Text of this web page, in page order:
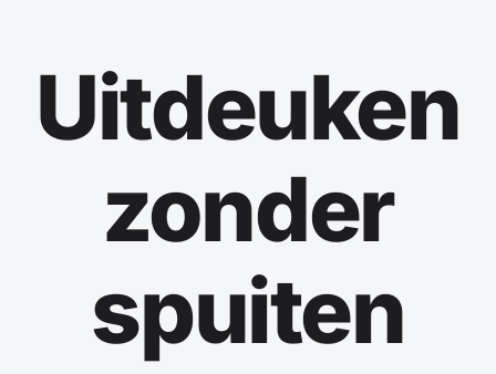
Zo herstellen wij autoschade. Stap voor stap
Contact
Uitdeuken
zonder
spuiten